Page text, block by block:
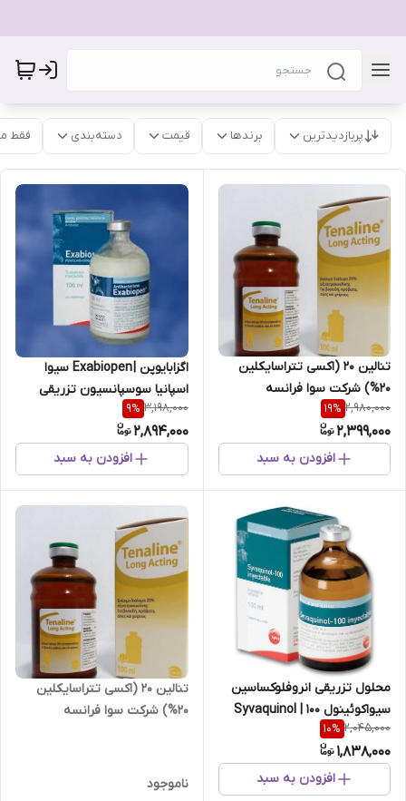
پربازدیدترین برندها قیمت دسته‌بندی فقط
تنالین 20 (اکسی تتراسایکلین
۲۰%) شرکت سوا فرانسه
2,980,000
19%
2,399,000
افزودن به سبد
اگزابایوپن | Exabiopen سیوا
اسپانیا سوسپانسیون تزریقی
بنزیل پنی سیلین و دی
هیدرواسترپتومایسین
3,198,000
9%
2,894,000
افزودن به سبد
محلول تزریقی انروفلوکساسین
سیواکوئینول ۱۰۰ | Syvaquinol
100
2,045,000
10%
1,838,000
افزودن به سبد
تنالین 20 (اکسی تتراسایکلین
۲۰%) شرکت سوا فرانسه
ناموجود